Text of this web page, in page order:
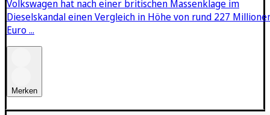
Volkswagen hat nach einer britischen Massenklage im
Dieselskandal einen Vergleich in Höhe von rund 227
Euro ...
Merken